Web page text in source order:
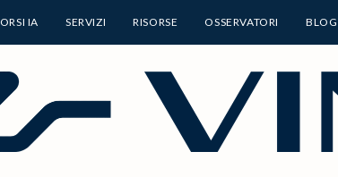
IA SERVIZI RISORSE OSSERVATORI BLOG